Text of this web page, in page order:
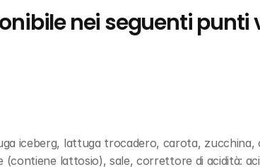
nei seguenti punti
iceberg, lattuga trocadero, carota, zucchina,
(contiene lattosio), sale, correttore di acidità: